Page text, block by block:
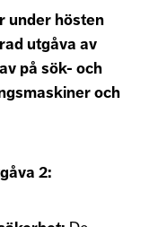
under hösten
utgåva av
på sök- och
och
2: